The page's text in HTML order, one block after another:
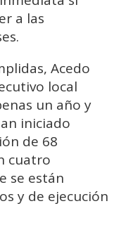
a las
Acedo
local
un año y
iniciado
de 68
cuatro
se están
y de ejecución